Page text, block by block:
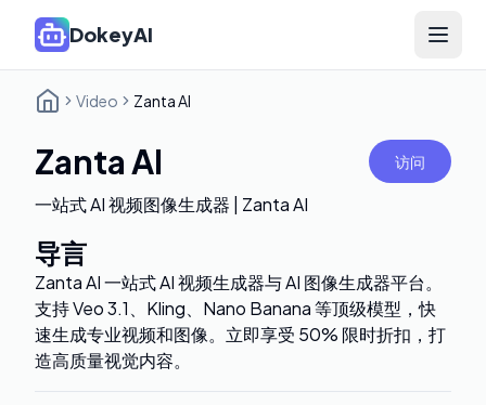
DokeyAI Open
Video Zanta AI
Zanta AI 访问
一站式 AI 视频图像生成器 | Zanta AI
导言
Zanta AI 一站式 AI 视频生成器与 AI 图像生成器平台。
支持 Veo 3.1、Kling、Nano Banana 等顶级模型，快
速生成专业视频和图像。立即享受 50% 限时折扣，打
造高质量视觉内容。